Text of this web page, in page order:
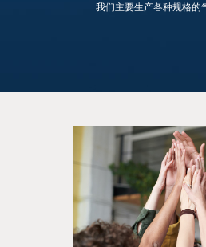
我们主要生产各种规格的